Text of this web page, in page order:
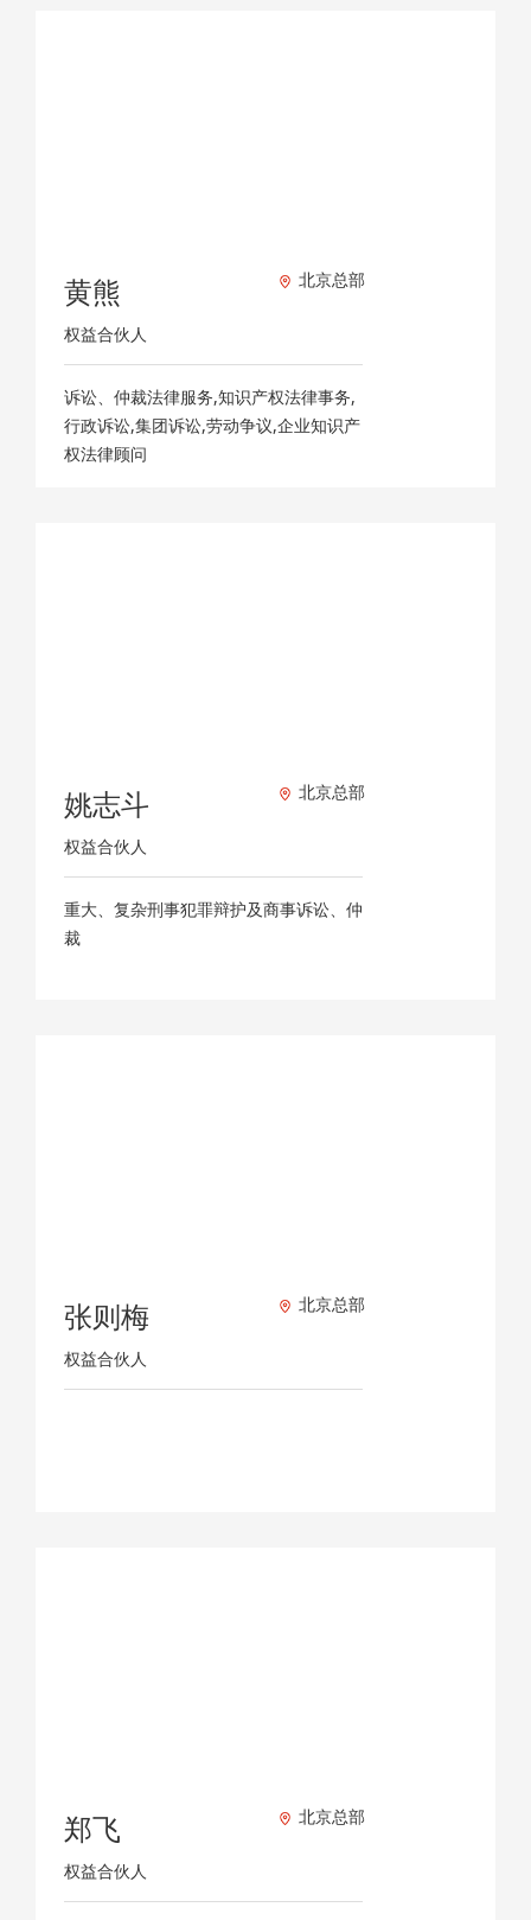
黄熊
权益合伙人
北京总部
诉讼、仲裁法律服务,知识产权法律事务,
行政诉讼,集团诉讼,劳动争议,企业知识产
权法律顾问
姚志斗
权益合伙人
北京总部
重大、复杂刑事犯罪辩护及商事诉讼、仲
裁
张则梅
权益合伙人
北京总部
郑飞
权益合伙人
北京总部